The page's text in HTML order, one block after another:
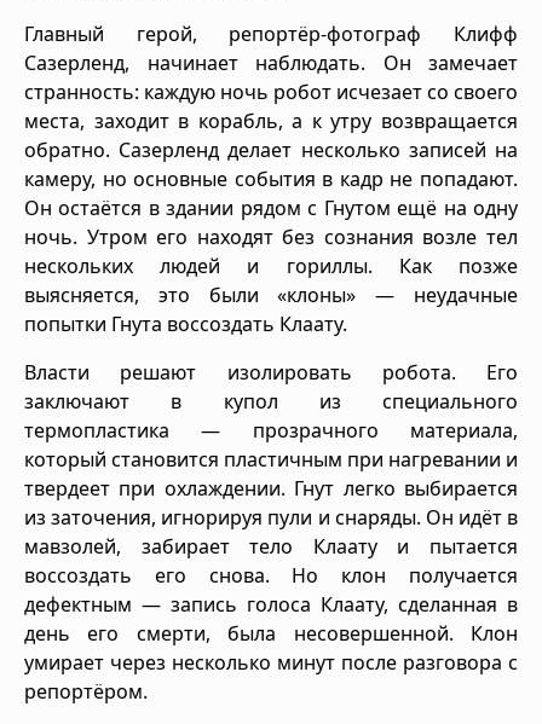
Главный герой, репортёр-фотограф Клифф
Сазерленд, начинает наблюдать. Он замечает
странность: каждую ночь робот исчезает со своего
места, заходит в корабль, а к утру возвращается
обратно. Сазерленд делает несколько записей на
камеру, но основные события в кадр не попадают.
Он остаётся в здании рядом с Гнутом ещё на одну
ночь. Утром его находят без сознания возле тел
нескольких людей и гориллы. Как позже
выясняется, это были «клоны» — неудачные
попытки Гнута воссоздать Клаату.
Власти решают изолировать робота. Его
заключают в купол из специального
термопластика — прозрачного материала,
который становится пластичным при нагревании и
твердеет при охлаждении. Гнут легко выбирается
из заточения, игнорируя пули и снаряды. Он идёт в
мавзолей, забирает тело Клаату и пытается
воссоздать его снова. Но клон получается
дефектным — запись голоса Клаату, сделанная в
день его смерти, была несовершенной. Клон
умирает через несколько минут после разговора с
репортёром.